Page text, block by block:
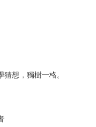
想，獨樹一格。